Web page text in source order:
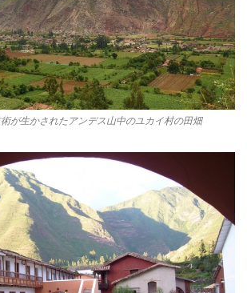
が生かされたアンデス山中のユカイ村の田畑